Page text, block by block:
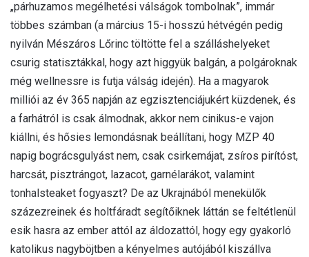
„párhuzamos megélhetési válságok tombolnak”, immár
többes számban (a március 15-i hosszú hétvégén pedig
nyilván Mészáros Lőrinc töltötte fel a szálláshelyeket
csurig statisztákkal, hogy azt higgyük balgán, a polgároknak
még wellnessre is futja válság idején). Ha a magyarok
milliói az év 365 napján az egzisztenciájukért küzdenek, és
a farhátról is csak álmodnak, akkor nem cinikus-e vajon
kiállni, és hősies lemondásnak beállítani, hogy MZP 40
napig bográcsgulyást nem, csak csirkemájat, zsíros pirítóst,
harcsát, pisztrángot, lazacot, garnélarákot, valamint
tonhalsteaket fogyaszt? De az Ukrajnából menekülők
százezreinek és holtfáradt segítőiknek láttán se feltétlenül
esik hasra az ember attól az áldozattól, hogy egy gyakorló
katolikus nagyböjtben a kényelmes autójából kiszállva